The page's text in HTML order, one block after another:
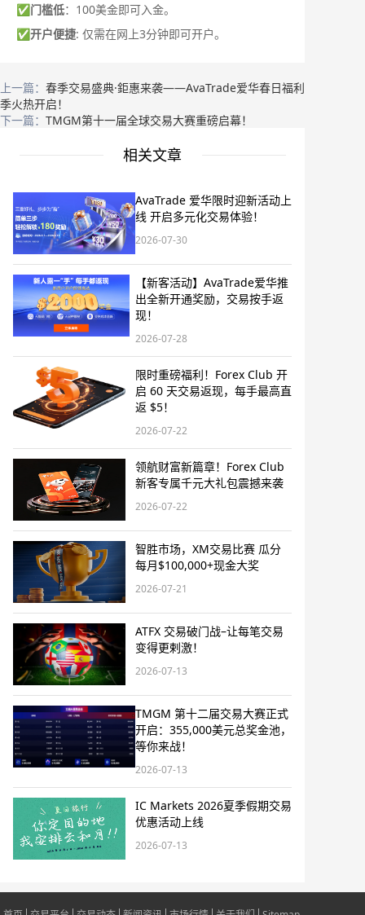
✅门槛低：100美金即可入金。
✅开户便捷: 仅需在网上3分钟即可开户。
上一篇： 春季交易盛典·鉅惠来袭——AvaTrade爱华春日福利
季火热开启！
下一篇： TMGM第十一届全球交易大赛重磅启幕！
相关文章
AvaTrade 爱华限时迎新活动上
线 开启多元化交易体验！
2026-07-30
【新客活动】AvaTrade爱华推
出全新开通奖励，交易按手返
现！
2026-07-28
限时重磅福利！Forex Club 开
启 60 天交易返现，每手最高直
返 $5！
2026-07-22
领航财富新篇章！Forex Club
新客专属千元大礼包震撼来袭
2026-07-22
智胜市场，XM交易比赛 瓜分
每月$100,000+现金大奖
2026-07-21
ATFX 交易破门战–让每笔交易
变得更剌激！
2026-07-13
TMGM 第十二届交易大赛正式
开启：355,000美元总奖金池，
等你来战！
2026-07-13
IC Markets 2026夏季假期交易
优惠活动上线
2026-07-13